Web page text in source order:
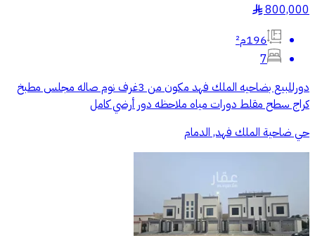
800,000
§
196م²
7
دورللبيع بضاحيه الملك فهد مكون من 3غرف نوم صاله مجلس مطبخ
كراج سطح مقلط دورات مياه ملاحظه دور أرضي كامل
حي ضاحية الملك فهد, الدمام